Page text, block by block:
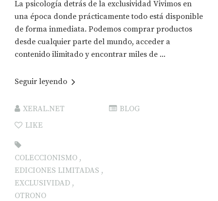
La psicología detrás de la exclusividad Vivimos en
una época donde prácticamente todo está disponible
de forma inmediata. Podemos comprar productos
desde cualquier parte del mundo, acceder a
contenido ilimitado y encontrar miles de ...
Seguir leyendo
XERAL.NET
BLOG
LIKE
COLECCIONISMO ,
EDICIONES LIMITADAS ,
EXCLUSIVIDAD ,
OTRONO